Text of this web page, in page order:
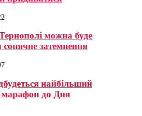
можна буде
сонячне затемнення
найбільший
марафон до Дня